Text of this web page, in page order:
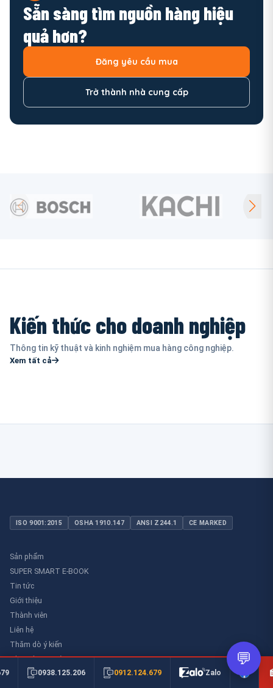
Sẵn sàng tìm nguồn hàng hiệu
quả hơn?
Đăng yêu cầu mua
Trở thành nhà cung cấp
Kiến thức cho doanh nghiệp
Thông tin kỹ thuật và kinh nghiệm mua hàng công nghiệp.
Xem tất cả
ISO 9001:2015 OSHA 1910.147 ANSI Z244.1 CE MARKED
Sản phẩm
SUPER SMART E-BOOK
Tin tức
Giới thiệu
Thành viên
Liên hệ
Thăm dò ý kiến
Thư viên an toàn
0938.125.206 0912.124.679 Zalo
💬